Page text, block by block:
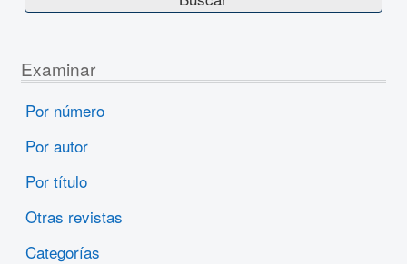
Examinar
Por número
Por autor
Por título
Otras revistas
Categorías